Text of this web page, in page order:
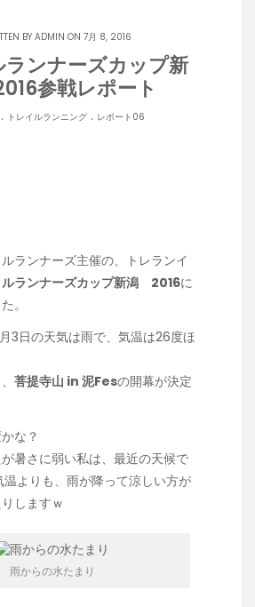
BYADMIN ON 7月 8, 2016
ランナーズカップ新
参戦レポート
. トレイルランニング . レポート06
ルランナーズ主催の、トレランイ
ルランナーズカップ新潟 2016に
。
3日の天気は雨で、気温は26度ほ
菩提寺山 in 泥Fesの開幕が決定
な？
暑さに弱い私は、最近の天候で
よりも、雨が降って涼しい方が
しますｗ
雨からの水たまり